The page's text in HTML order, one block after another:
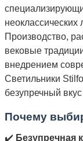
неоклассических
Производство,
вековые
внедрением
Светильники
безупречный
Почему
✔️ Безупречная